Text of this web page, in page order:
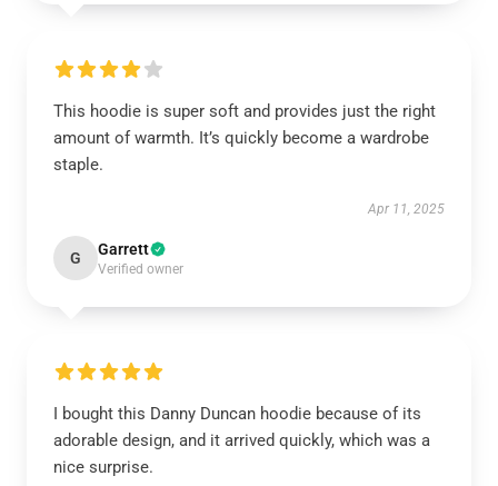
This hoodie is super soft and provides just the right
amount of warmth. It’s quickly become a wardrobe
staple.
Apr 11, 2025
G Garrett
Verified owner
I bought this Danny Duncan hoodie because of its
adorable design, and it arrived quickly, which was a
nice surprise.